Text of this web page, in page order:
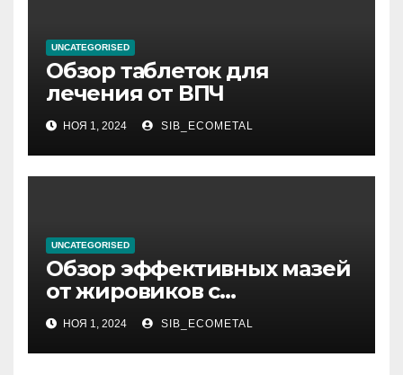
UNCATEGORISED
Обзор таблеток для
лечения от ВПЧ
НОЯ 1, 2024 SIB_ECOMETAL
UNCATEGORISED
Обзор эффективных мазей
от жировиков с
рассасывающим эффектом
НОЯ 1, 2024 SIB_ECOMETAL